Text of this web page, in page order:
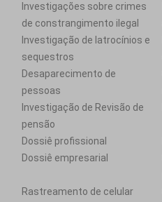
Investigações sobre crimes
de constrangimento ilegal
Investigação de latrocínios e
sequestros
Desaparecimento de
pessoas
Investigação de Revisão de
pensão
Dossiê profissional
Dossiê empresarial
Rastreamento de celular